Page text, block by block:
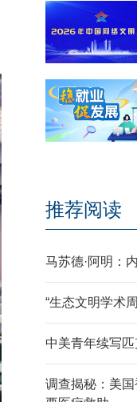
推荐阅读
马苏德·阿明：
“生态文明学术
中美青年续写
调查揭秘：美